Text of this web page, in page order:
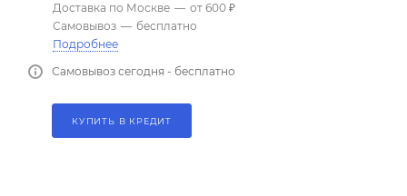
Доставка по Москве — от 600 ₽
Самовывоз — бесплатно
Подробнее
Самовывоз сегодня - бесплатно
КУПИТЬ В КРЕДИТ